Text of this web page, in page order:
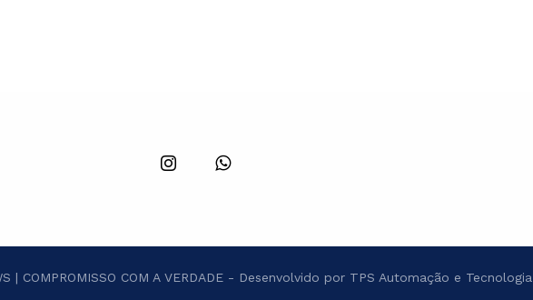
| COMPROMISSO COM A VERDADE - Desenvolvido por TPS Automação e Tecnologia